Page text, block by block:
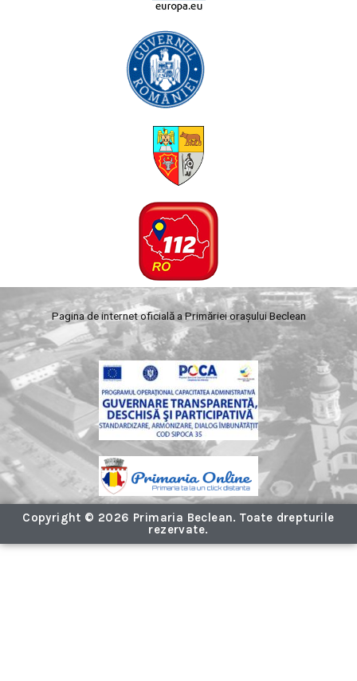
Pagina de internet oficială a Primăriei orașului Beclean
Copyright © 2026 Primaria Beclean. Toate drepturile
rezervate.